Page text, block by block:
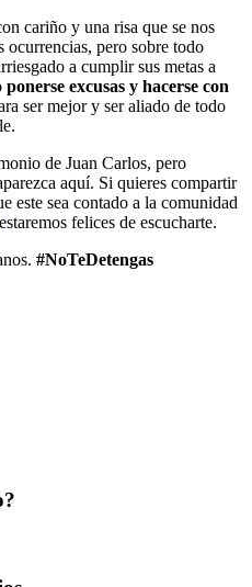
cariño y una risa que se nos
ocurrencias, pero sobre todo
a cumplir sus metas a
ponerse excusas y hacerse con
ser mejor y ser aliado de todo
de Juan Carlos, pero
aquí. Si quieres compartir
este sea contado a la comunidad
felices de escucharte.
#NoTeDetengas